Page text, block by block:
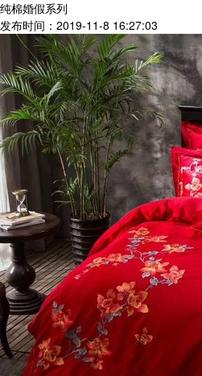
纯棉婚假系列
发布时间：2019-11-8 16:27:03